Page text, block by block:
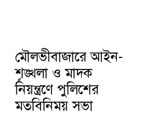
মৌলভীবাজারে আইন-
শৃঙ্খলা ও মাদক
নিয়ন্ত্রণে পুলিশের
মতবিনিময় সভা